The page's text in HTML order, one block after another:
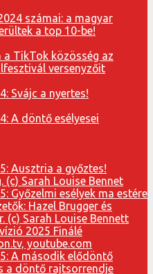
számai: a magyar
a top 10-be!
TikTok közösség az
versenyzőit
Svájc a nyertes!
A döntő esélyesei
Ausztria a győztes!
Győzelmi esélyek ma estére
2025 Finálé
A második elődöntő
a döntő rajtsorrendje